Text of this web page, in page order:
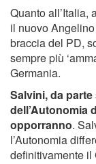
Quanto all’Italia,
il nuovo
braccia del PD,
sempre più
Germania.
Salvini, da
dell’Autonomia
opporranno.
l’Autonomia
definitivamente il